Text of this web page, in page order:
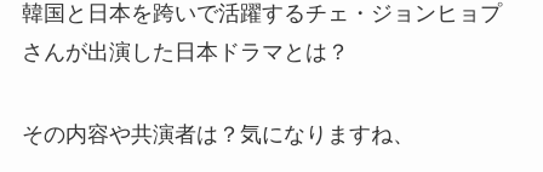
韓国と日本を跨いで活躍するチェ・ジョンヒョプ
さんが出演した日本ドラマとは？
その内容や共演者は？気になりますね、